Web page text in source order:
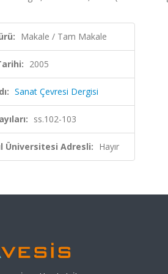
Makale / Tam Makale
2005
Sanat Çevresi Dergisi
ss.102-103
Üniversitesi Adresli: Hayır